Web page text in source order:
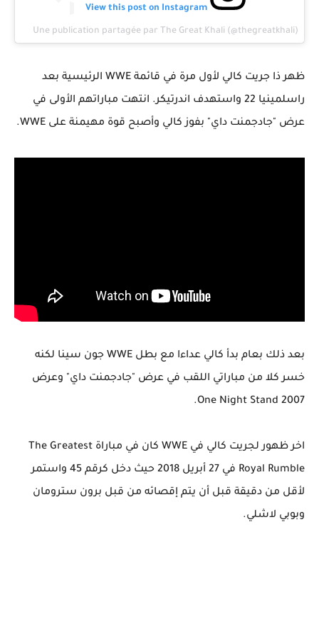
View this post on Instagram
Une publication partagée par The Great Khali (@thegreatkhali)
ظهر ذا جريت كالي لأول مرة في قائمة WWE الرئيسية بعد
راسلمينيا 22 واستهدف اندرتيكر. انتهت مباراتهم الأولى في
عرض "جادجمنت داي" بفوز كالي وأصبح قوة مهيمنة على WWE.
بعد ذلك بعام بدأ كالي عداءا مع بطل WWE جون سينا لكنه
خسر كلا من مباراتي اللقب في عرض "جادجمنت داي" وعرض
One Night Stand 2007.
اخر ظهور لجريت كالي في WWE كان في مباراة The Greatest
Royal Rumble في 27 أبريل 2018 حيث دخل كرقم 45 واستمر
لأقل من دقيقة قبل أن يتم إقصائه من قبل برون سترومان
وبوبي لاشلي.